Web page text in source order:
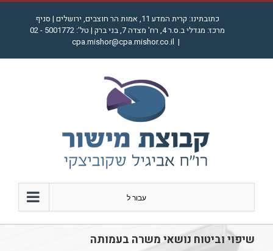
דלג
כתובתינו: קרית המדע 11, אמות הר חוצבים, ירושלים | סניף
מרכז: מגדלי ב.ס.ר 4, רח' מצדה 7, בני ברק | טל': 5001772 - 02
|
cpa.mishor@cpa.mishor.co.il
עבור ל
שיפוי וביטוח נושאי משרה בעמותה